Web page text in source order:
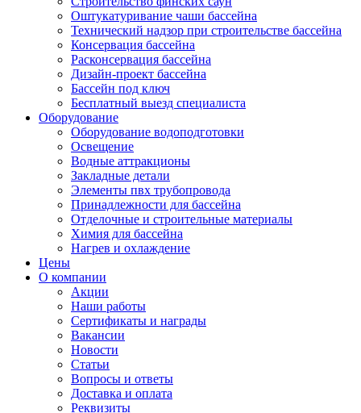
Оштукатуривание чаши бассейна
Технический надзор при строительстве бассейна
Консервация бассейна
Расконсервация бассейна
Дизайн-проект бассейна
Бассейн под ключ
Бесплатный выезд специалиста
Оборудование
Оборудование водоподготовки
Освещение
Водные аттракционы
Закладные детали
Элементы пвх трубопровода
Принадлежности для бассейна
Отделочные и строительные материалы
Химия для бассейна
Нагрев и охлаждение
Цены
О компании
Акции
Наши работы
Сертификаты и награды
Вакансии
Новости
Статьи
Вопросы и ответы
Доставка и оплата
Реквизиты